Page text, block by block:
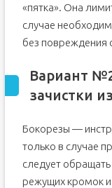
«пятка». Она
случае
без повреждения
Вариант
зачистки
Бокорезы —
только в случае
следует
режущих кромок